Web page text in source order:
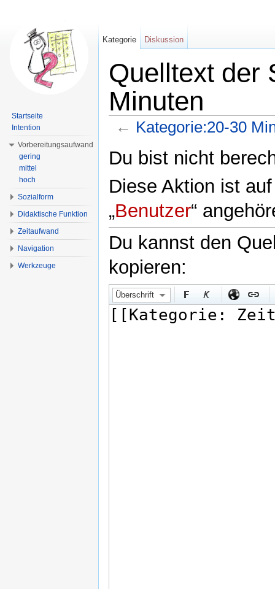
Quelltext der
Minuten
← Kategorie:20-30
Du bist nicht
Diese Aktion ist
„Benutzer“
Du kannst den
kopieren:
Überschrift
Kategorie Diskussion
Startseite
Intention
Vorbereitungsaufwand
gering
mittel
hoch
Sozialform
Didaktische Funktion
Zeitaufwand
Navigation
Werkzeuge